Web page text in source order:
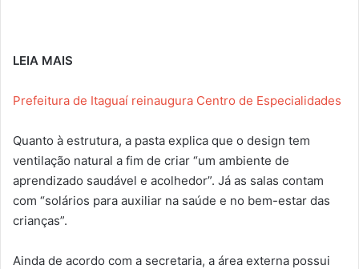
LEIA MAIS
Prefeitura de Itaguaí reinaugura Centro de Especialidades
Quanto à estrutura, a pasta explica que o design tem
ventilação natural a fim de criar “um ambiente de
aprendizado saudável e acolhedor”. Já as salas contam
com “solários para auxiliar na saúde e no bem-estar das
crianças”.
Ainda de acordo com a secretaria, a área externa possui